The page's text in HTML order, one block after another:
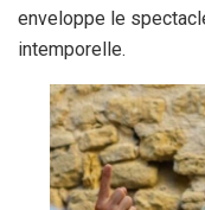
enveloppe le
intemporelle.